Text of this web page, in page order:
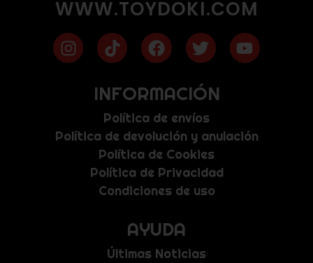
WWW.TOYDOKI.COM
INFORMACIÓN
Política de envíos
Política de devolución y anulación
Política de Cookies
Política de Privacidad
Condiciones de uso
AYUDA
Últimas Noticias